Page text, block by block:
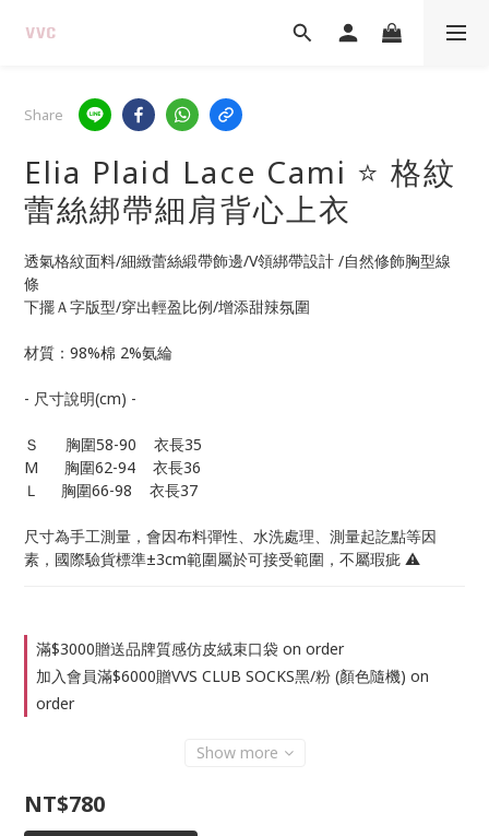
Share
Elia Plaid Lace Cami ⭐ 格紋
蕾絲綁帶細肩背心上衣
透氣格紋面料/細緻蕾絲緞帶飾邊/V領綁帶設計 /自然修飾胸型線
條
下擺Ａ字版型/穿出輕盈比例/增添甜辣氛圍
材質：98%棉 2%氨綸
- 尺寸說明(cm) -
Ｓ      胸圍58-90    衣長35
M      胸圍62-94    衣長36
Ｌ     胸圍66-98    衣長37
尺寸為手工測量，會因布料彈性、水洗處理、測量起訖點等因
素，國際驗貨標準±3cm範圍屬於可接受範圍，不屬瑕疵 ⚠️
滿$3000贈送品牌質感仿皮絨束口袋 on order
加入會員滿$6000贈VVS CLUB SOCKS黑/粉 (顏色隨機) on
order
Show more
NT$780